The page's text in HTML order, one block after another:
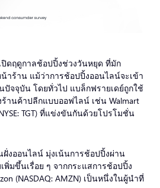
ปิดฤดูกาลช้อปปิ้งช่วงวันหยุด ที่มัก
าร้าน แม้ว่าการช้อปปิ้งออนไลน์จะเข้า
จจุบัน โดยทั่วไป แบล็กฟรายเดย์ถูกใช้
านค้าปลีกแบบออฟไลน์ เช่น Walmart
TGT) ที่แข่งขันกันด้วยโปรโมชั่น
ฝั่งออนไลน์ มุ่งเน้นการช้อปปิ้งผ่าน
พิ่มขึ้นเรื่อย ๆ จากกระแสการช้อปปิ้ง
(NASDAQ: AMZN) เป็นหนึ่งในผู้นำที่